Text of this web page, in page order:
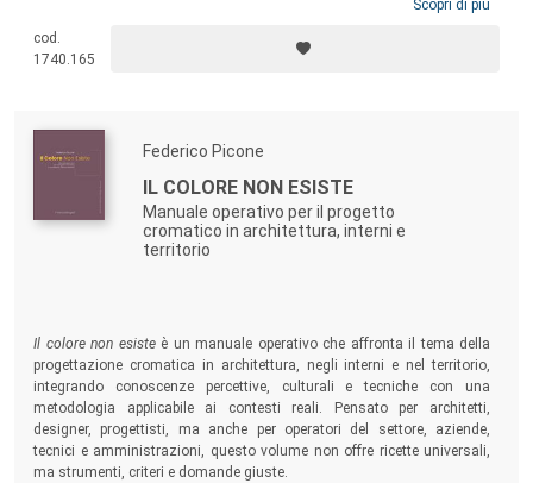
Scopri di più
cod.
1740.165
Federico Picone
IL COLORE NON ESISTE
Manuale operativo per il progetto
cromatico in architettura, interni e
territorio
Il colore non esisteè un manuale operativo che affronta il tema della
progettazione cromatica in architettura, negli interni e nel territorio,
integrando conoscenze percettive, culturali e tecniche con una
metodologia applicabile ai contesti reali. Pensato per architetti,
designer, progettisti, ma anche per operatori del settore, aziende,
tecnici e amministrazioni, questo volume non offre ricette universali,
ma strumenti, criteri e domande giuste.